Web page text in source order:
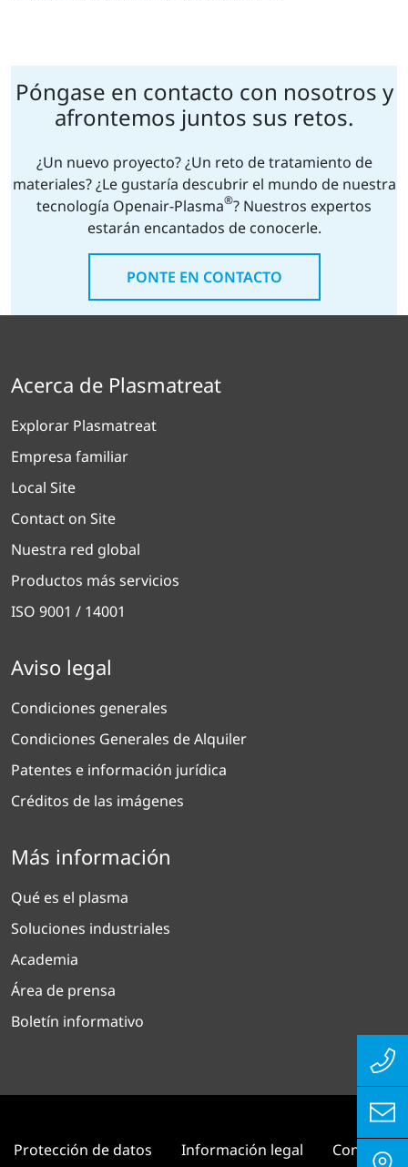
Póngase en contacto con nosotros y
afrontemos juntos sus retos.
¿Un nuevo proyecto? ¿Un reto de tratamiento de
materiales? ¿Le gustaría descubrir el mundo de nuestra
tecnología Openair-Plasma®? Nuestros expertos
estarán encantados de conocerle.
PONTE EN CONTACTO
Acerca de Plasmatreat
Explorar Plasmatreat
Empresa familiar
Local Site
Contact on Site
Nuestra red global
Productos más servicios
ISO 9001 / 14001
Aviso legal
Condiciones generales
Condiciones Generales de Alquiler
Patentes e información jurídica
Créditos de las imágenes
Más información
Qué es el plasma
Soluciones industriales
Academia
Área de prensa
Boletín informativo
Protección de datos Información legal Contacto